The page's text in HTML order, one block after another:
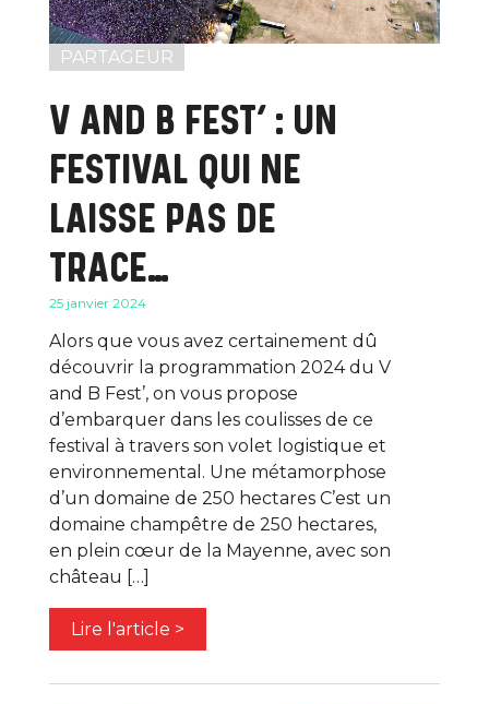
PARTAGEUR
V AND B FEST’ : UN
FESTIVAL QUI NE
LAISSE PAS DE
TRACE…
25 janvier 2024
Alors que vous avez certainement dû
découvrir la programmation 2024 du V
and B Fest’, on vous propose
d’embarquer dans les coulisses de ce
festival à travers son volet logistique et
environnemental. Une métamorphose
d’un domaine de 250 hectares C’est un
domaine champêtre de 250 hectares,
en plein cœur de la Mayenne, avec son
château […]
Lire l'article >